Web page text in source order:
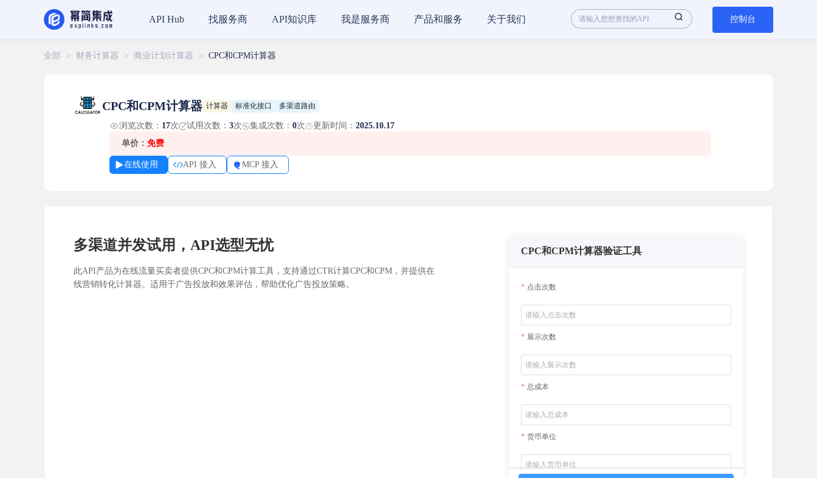
全部 > 财务计算器 > 商业计划计算器 > CPC和CPM计算器
CPC和CPM计算器 计算器 标准化接口 多渠道路由
浏览次数： 17次 试用次数： 3次 集成次数： 0次 更新时间： 2025.10.17
单价： 免费
在线使用 API 接入 MCP 接入
多渠道并发试用，API选型无忧
此API产品为在线流量买卖者提供CPC和CPM计算工具，支持通过CTR计算CPC和CPM，并提供在
线营销转化计算器。适用于广告投放和效果评估，帮助优化广告投放策略。
CPC和CPM计算器验证工具
点击次数
展示次数
总成本
货币单位
API Hub 找服务商 API知识库 我是服务商 产品和服务 关于我们 控制台